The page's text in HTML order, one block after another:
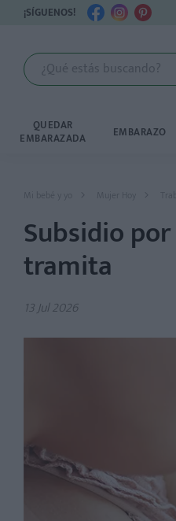
¡SÍGUENOS!
QUEDAR
EMBARAZADA EMBARAZO
Mi bebé y yo Mujer Hoy
Subsidio
tramita
13 Jul 2026